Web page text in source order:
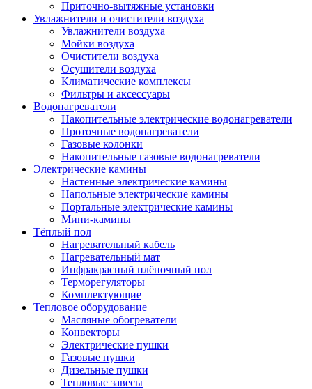
Приточно-вытяжные установки
Увлажнители и очистители воздуха
Увлажнители воздуха
Мойки воздуха
Очистители воздуха
Осушители воздуха
Климатические комплексы
Фильтры и аксессуары
Водонагреватели
Накопительные электрические водонагреватели
Проточные водонагреватели
Газовые колонки
Накопительные газовые водонагреватели
Электрические камины
Настенные электрические камины
Напольные электрические камины
Портальные электрические камины
Мини-камины
Тёплый пол
Нагревательный кабель
Нагревательный мат
Инфракрасный плёночный пол
Терморегуляторы
Комплектующие
Тепловое оборудование
Масляные обогреватели
Конвекторы
Электрические пушки
Газовые пушки
Дизельные пушки
Тепловые завесы